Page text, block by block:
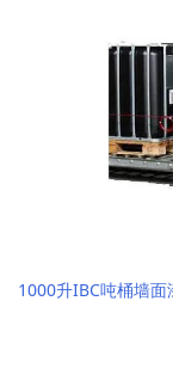
1000升IBC吨桶墙